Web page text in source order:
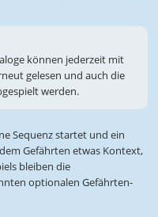
können jederzeit mit
gelesen und auch die
werden.
Sequenz startet und ein
Gefährten etwas Kontext,
bleiben die
optionalen Gefährten-